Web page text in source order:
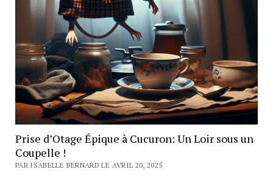
Prise d’Otage Épique à Cucuron: Un Loir sous un
Coupelle !
PAR ISABELLE BERNARD LE AVRIL 20, 2025